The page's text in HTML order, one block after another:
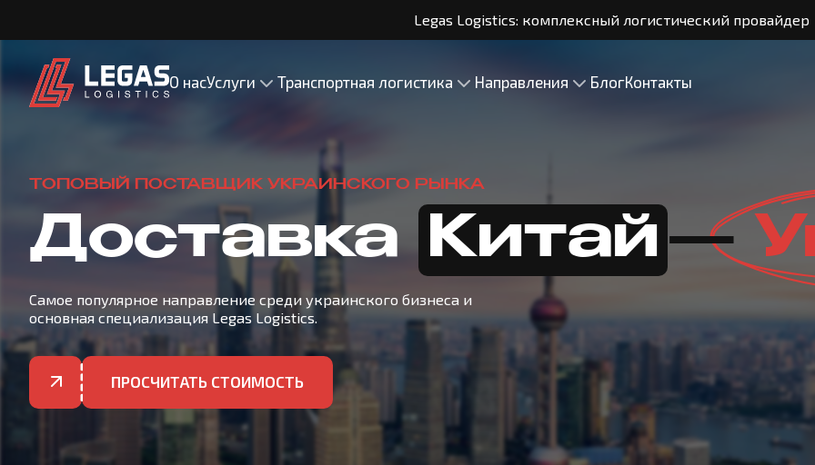
Legas Logistics: комплексный логистический провайдер
О насУслуги Транспортная логистика Направления БлогКонтакты
ТОПОВЫЙ ПОСТАВЩИК УКРАИНСКОГО РЫНКА
Доставка Китай —
Самое популярное направление среди украинского бизнеса и
основная специализация Legas Logistics.
ПРОСЧИТАТЬ СТОИМОСТЬ